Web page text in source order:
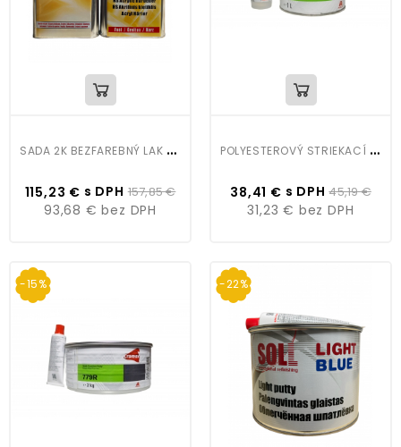
S
ADA 2K BEZFAREBNÝ LAK C1 HS 5L+H1 10 TUŽIDLO RÝCHLE 2,5L
115,23 € s DPH 157,85 €
93,68 € bez DPH
P
OLYESTEROVÝ STRIEKACÍ TMEL CROMAX 799R
38,41 € s DPH 45,19 €
31,23 € bez DPH
-15% -22%